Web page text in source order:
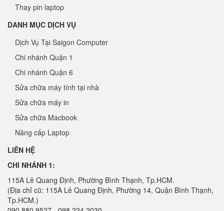
Thay pin laptop
DANH MỤC DỊCH VỤ
Dịch Vụ Tại Saigon Computer
Chi nhánh Quận 1
Chi nhánh Quận 6
Sửa chữa máy tính tại nhà
Sửa chữa máy in
Sửa chữa Macbook
Nâng cấp Laptop
LIÊN HỆ
CHI NHÁNH 1:
115A Lê Quang Định, Phường Bình Thạnh, Tp.HCM.
(Địa chỉ cũ: 115A Lê Quang Định, Phường 14, Quận Bình Thạnh,
Tp.HCM.)